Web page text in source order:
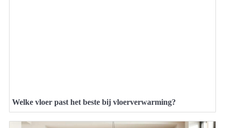
Welke vloer past het beste bij vloerverwarming?